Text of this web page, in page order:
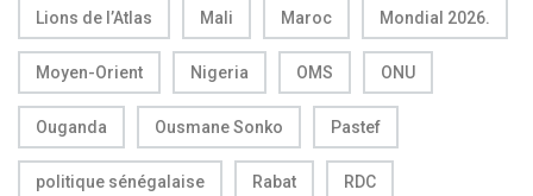
Lions de l’Atlas Mali Maroc Mondial 2026.
Moyen-Orient Nigeria OMS ONU
Ouganda Ousmane Sonko Pastef
politique sénégalaise Rabat RDC